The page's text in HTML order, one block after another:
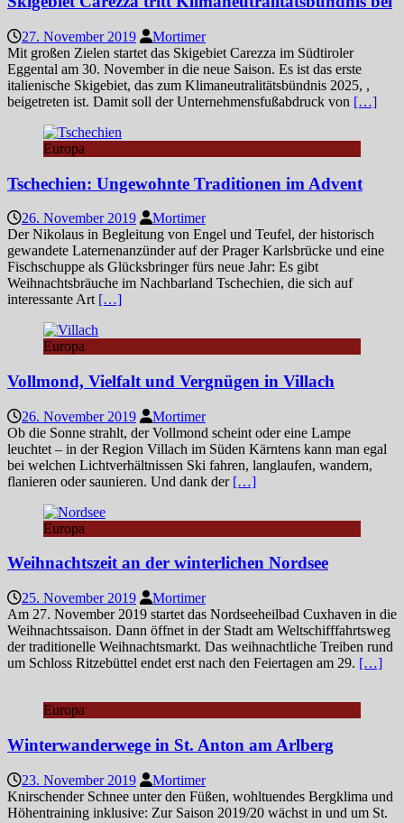
27. November 2019
Mortimer
Mit großen Zielen startet das Skigebiet Carezza im Südtiroler
Eggental am 30. November in die neue Saison. Es ist das erste
italienische Skigebiet, das zum Klimaneutralitätsbündnis 2025, ,
beigetreten ist. Damit soll der Unternehmensfußabdruck von […]
Europa
Tschechien: Ungewohnte Traditionen im Advent
26. November 2019
Mortimer
Der Nikolaus in Begleitung von Engel und Teufel, der historisch
gewandete Laternenanzünder auf der Prager Karlsbrücke und eine
Fischschuppe als Glücksbringer fürs neue Jahr: Es gibt
Weihnachtsbräuche im Nachbarland Tschechien, die sich auf
interessante Art […]
Europa
Vollmond, Vielfalt und Vergnügen in Villach
26. November 2019
Mortimer
Ob die Sonne strahlt, der Vollmond scheint oder eine Lampe
leuchtet – in der Region Villach im Süden Kärntens kann man egal
bei welchen Lichtverhältnissen Ski fahren, langlaufen, wandern,
flanieren oder saunieren. Und dank der […]
Europa
Weihnachtszeit an der winterlichen Nordsee
25. November 2019
Mortimer
Am 27. November 2019 startet das Nordseeheilbad Cuxhaven in die
Weihnachtssaison. Dann öffnet in der Stadt am Weltschifffahrtsweg
der traditionelle Weihnachtsmarkt. Das weihnachtliche Treiben rund
um Schloss Ritzebüttel endet erst nach den Feiertagen am 29. […]
Europa
Winterwanderwege in St. Anton am Arlberg
23. November 2019
Mortimer
Knirschender Schnee unter den Füßen, wohltuendes Bergklima und
Höhentraining inklusive: Zur Saison 2019/20 wächst in und um St.